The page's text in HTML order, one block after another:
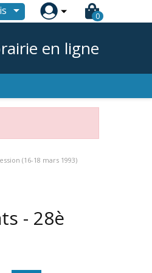
 0
en ligne
(16-18 mars 1993)
- 28è